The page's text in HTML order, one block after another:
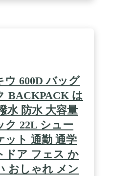
スペース】メインコンパ
ポケットやトップポケッ
されています。メインコ
ブレット収納やオーガナ
ッグ内も煩雑になりませ
】背面とショルダーベル
性の良いメッシュ素材を
ストラップも装備されて
心地を提供します。 /
認性を高めるリフレクタ
り、安全面に配慮されて
重量:
】ポリエステル / 【コー
創業者であるW.C.コール
製造販売を開始。アメリ
フスタイルの定着ととも
ウ 600D バッグ
BACKPACK は
水 防水 大容量
ク 22L シュー
ット 通勤 通学
ドア フェス か
おしゃれ メン